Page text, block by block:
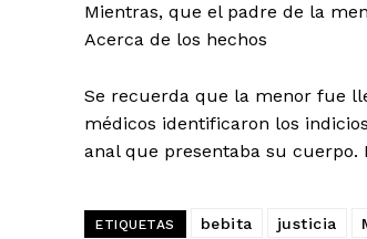
Mientras, que el padre de la
Acerca de los hechos
Se recuerda que la menor fue
médicos identificaron los
anal que presentaba su
ETIQUETAS bebita justicia